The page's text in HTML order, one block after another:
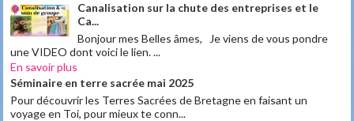
Canalisation sur la chute des entreprises et le
Ca...
Bonjour mes Belles âmes, Je viens de vous pondre
une VIDEO dont voici le lien. ...
En savoir plus
Séminaire en terre sacrée mai 2025
Pour découvrir les Terres Sacrées de Bretagne en faisant un
voyage en Toi, pour mieux te conn...